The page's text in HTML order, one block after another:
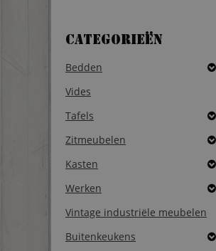
Categorieën
Bedden
Vides
Tafels
Zitmeubelen
Kasten
Werken
Vintage industriële meubelen
Buitenkeukens